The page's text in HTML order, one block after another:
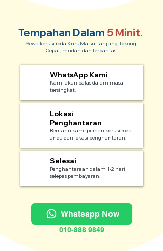
Tempahan Dalam 5 Minit.
Sewa kerusi roda KuruMaisu Tanjung Tokong.
Cepat, mudah dan terpantas.
WhatsApp Kami
Kami akan balas dalam masa
tersingkat.
Lokasi
Penghantaran
Beritahu kami pilihan kerusi roda
anda dan lokasi penghantaran.
Selesai
Penghantaraan dalam 1-2 hari
selepas pembayaran.
Whatsapp Now
010-888 9849